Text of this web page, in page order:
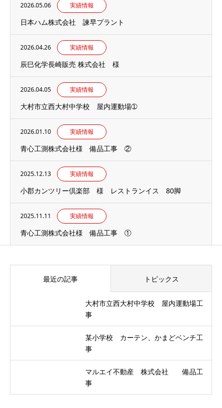
2026.05.06 実績情報
日本ハム株式会社 諫早プラント
2026.04.26 実績情報
辰巳化学長崎販売 株式会社 様
2026.04.05 実績情報
大村市立西大村中学校 屋内運動場➀
2026.01.10 実績情報
青心工測株式会社様 備品工事 ②
2025.12.13 実績情報
小郡カンツリー倶楽部 様 レストランイス 80脚
2025.11.11 実績情報
青心工測株式会社様 備品工事 ①
最近の記事 トピックス
大村市立西大村中学校 屋内運動場工
事
某小学校 カーテン、かまどベンチ工
事
マルエイ不動産 株式会社 備品工
事